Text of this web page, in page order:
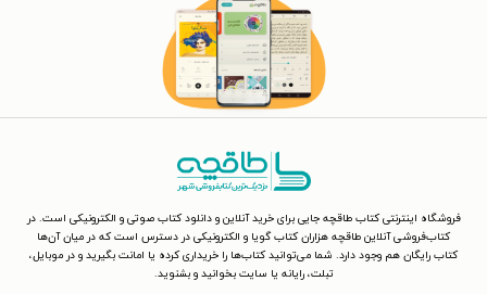
فروشگاه اینترنتی کتاب طاقچه جایی برای خرید آنلاین و دانلود کتاب صوتی و الکترونیکی است. در
کتاب‌فروشی آنلاین طاقچه هزاران کتاب گویا و الکترونیکی در دسترس است که در میان آن‌ها
کتاب رایگان هم وجود دارد. شما می‌توانید کتاب‌ها را خریداری کرده یا امانت بگیرید و در موبایل،
تبلت، رایانه یا سایت بخوانید و بشنوید.